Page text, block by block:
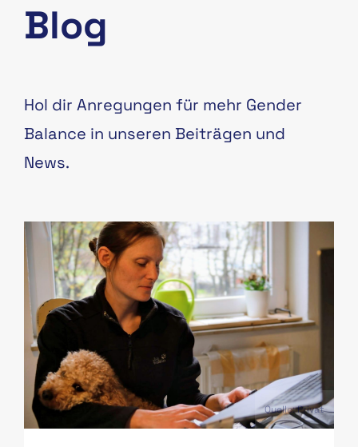
Blog
Hol dir Anregungen für mehr Gender
Balance in unseren Beiträgen und
News.
Quelle: Privat